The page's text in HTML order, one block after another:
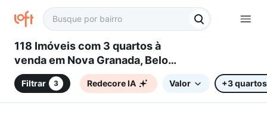
118 Imóveis com 3 quartos à
venda em Nova Granada, Belo
Horizonte, MG
Filtrar 3 Redecore IA Valor +3 quartos